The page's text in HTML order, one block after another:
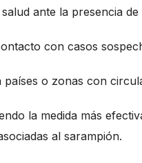
ante la presencia
con casos
países o zonas con
la medida más
al sarampión.